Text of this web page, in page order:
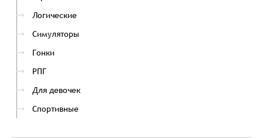
Логические
Симуляторы
Гонки
РПГ
Для девочек
Спортивные